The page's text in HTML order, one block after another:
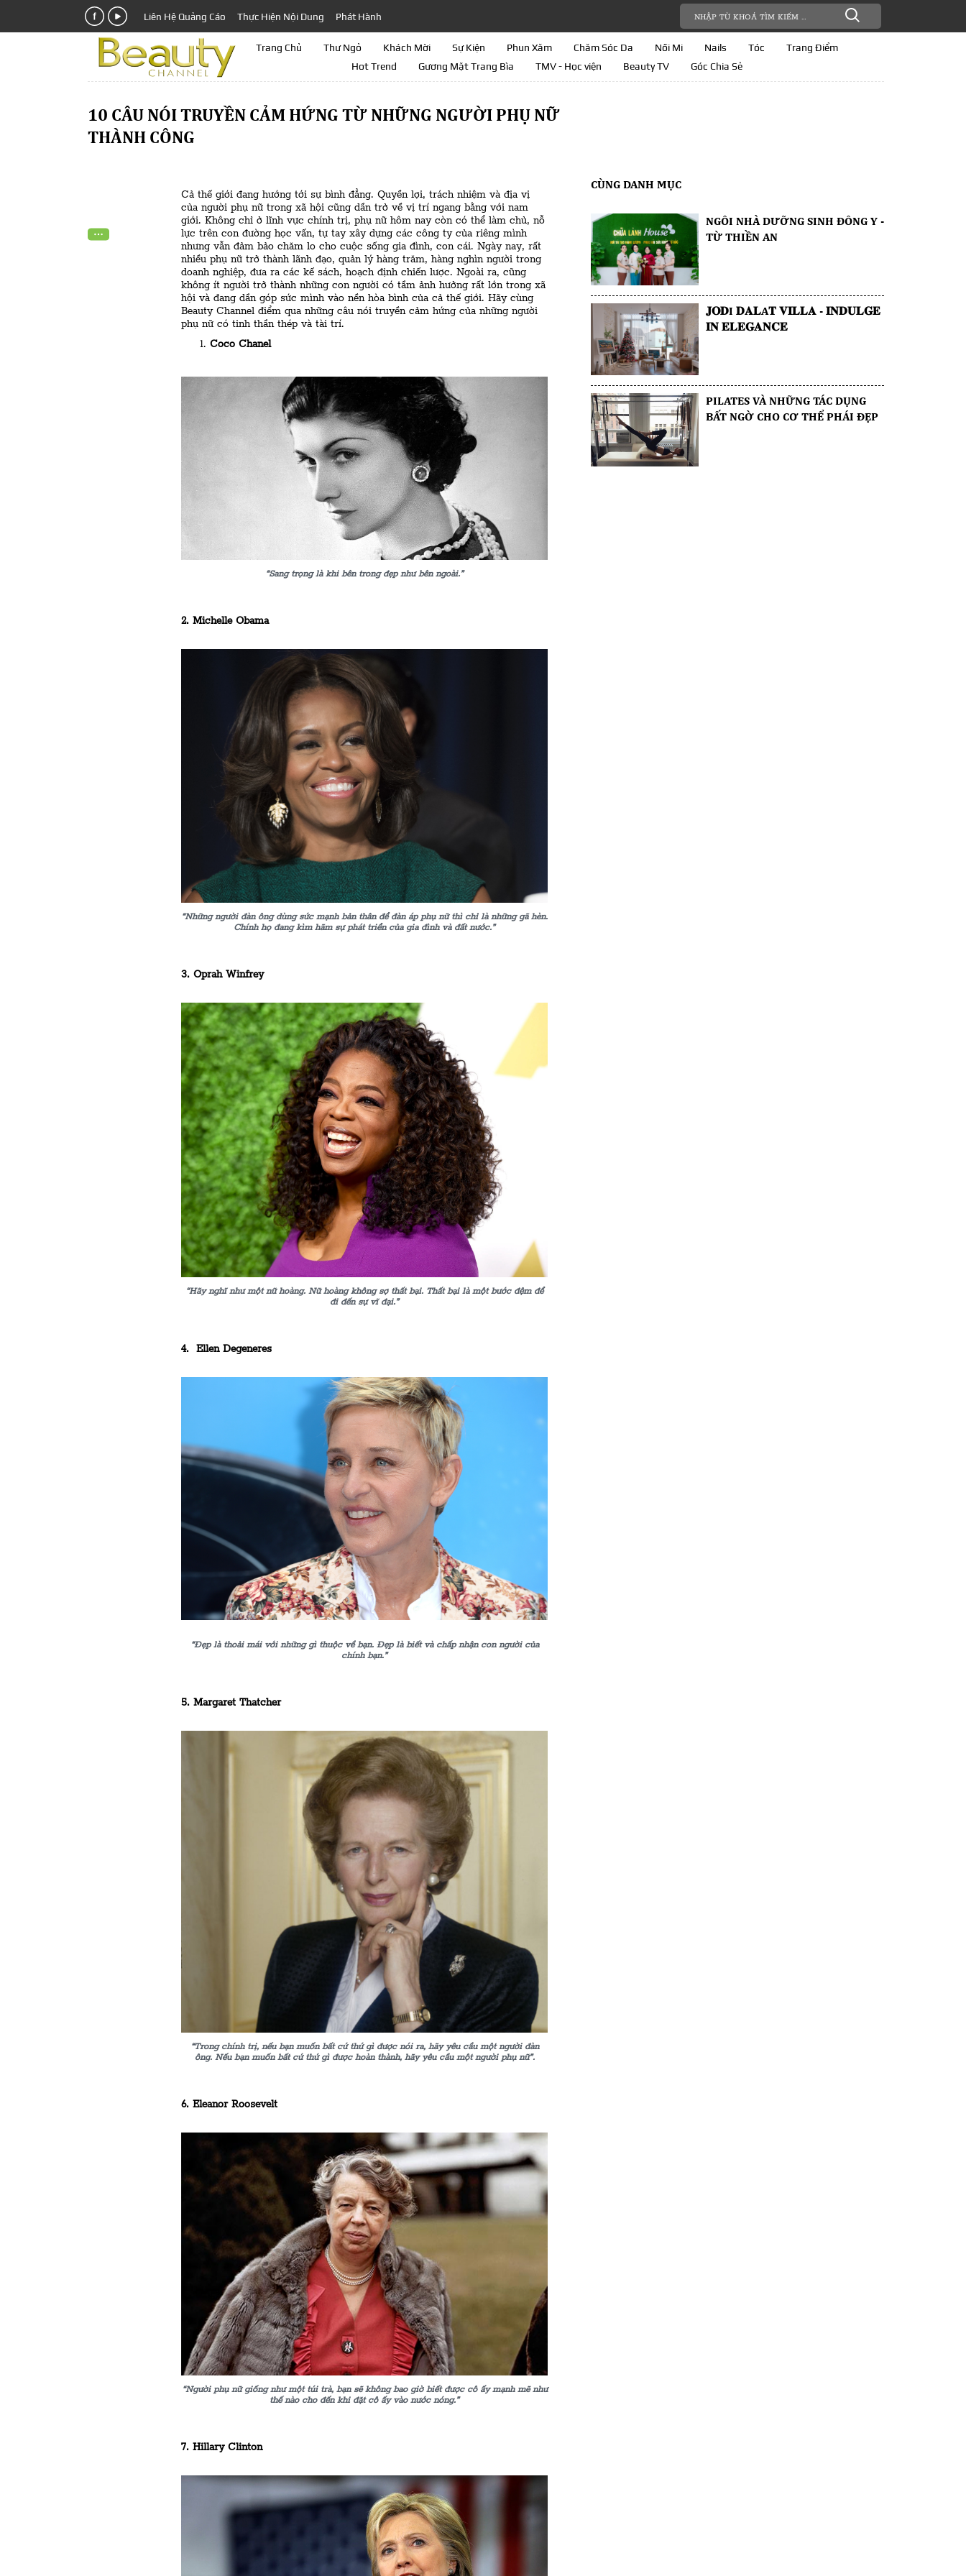
Liên Hệ Quảng Cáo Thực Hiện Nội Dung Phát Hành
Trang Chủ Thư Ngỏ Khách Mời Sự Kiện Phun Xăm Chăm Sóc Da Nối Mi Nails Tóc
Trang Điểm
Hot Trend
Gương Mặt Trang Bìa TMV - Học viện Beauty TV Góc Chia Sẻ
10 CÂU NÓI TRUYỀN CẢM HỨNG TỪ NHỮNG NGƯỜI PHỤ NỮ
THÀNH CÔNG
Cả thế giới đang hướng tới sự bình đẳng. Quyền lợi, trách nhiệm và địa vị
của người phụ nữ trong xã hội cũng dần trở về vị trí ngang bằng với nam
giới. Không chỉ ở lĩnh vực chính trị, phụ nữ hôm nay còn có thể làm chủ, nỗ
lực trên con đường học vấn, tự tay xây dựng các công ty của riêng mình
nhưng vẫn đảm bảo chăm lo cho cuộc sống gia đình, con cái. Ngày nay, rất
nhiều phụ nữ trở thành lãnh đạo, quản lý hàng trăm, hàng nghìn người trong
doanh nghiệp, đưa ra các kế sách, hoạch định chiến lược. Ngoài ra, cũng
không ít người trở thành những con người có tầm ảnh hưởng rất lớn trong xã
hội và đang dần góp sức mình vào nền hòa bình của cả thế giới. Hãy cùng
Beauty Channel điểm qua những câu nói truyền cảm hứng của những người
phụ nữ có tinh thần thép và tài trí.
Coco Chanel
“Sang trọng là khi bên trong đẹp như bên ngoài.”
2. Michelle Obama
“Những người đàn ông dùng sức mạnh bản thân để đàn áp phụ nữ thì chỉ là những gã hèn.
Chính họ đang kìm hãm sự phát triển của gia đình và đất nước.”
3. Oprah Winfrey
“Hãy nghĩ như một nữ hoàng. Nữ hoàng không sợ thất bại. Thất bại là một bước đệm để
đi đến sự vĩ đại.”
4. Ellen Degeneres
“Đẹp là thoải mái với những gì thuộc về bạn. Đẹp là biết và chấp nhận con người của
chính bạn.”
5. Margaret Thatcher
“Trong chính trị, nếu bạn muốn bất cứ thứ gì được nói ra, hãy yêu cầu một người đàn
ông. Nếu bạn muốn bất cứ thứ gì được hoàn thành, hãy yêu cầu một người phụ nữ”.
6. Eleanor Roosevelt
“Người phụ nữ giống như một túi trà, bạn sẽ không bao giờ biết được cô ấy mạnh mẽ như
thế nào cho đến khi đặt cô ấy vào nước nóng.”
7. Hillary Clinton
CÙNG DANH MỤC
NGÔI NHÀ DƯỠNG SINH ĐÔNG Y -
TỪ THIỀN AN
𝐉𝐎𝐃I 𝐃𝐀𝐋A𝐓 𝐕𝐈𝐋𝐋𝐀 - 𝐈𝐍𝐃𝐔𝐋𝐆𝐄
𝐈𝐍 𝐄𝐋𝐄𝐆𝐀𝐍𝐂𝐄
PILATES VÀ NHỮNG TÁC DỤNG
BẤT NGỜ CHO CƠ THỂ PHÁI ĐẸP